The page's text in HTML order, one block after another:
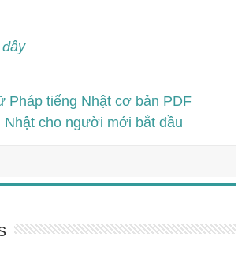
Pháp tiếng Nhật cơ bản PDF
Nhật cho người mới bắt đầu